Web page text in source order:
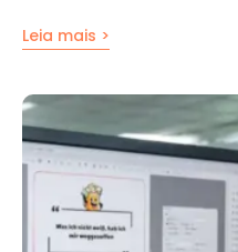
Leia mais >